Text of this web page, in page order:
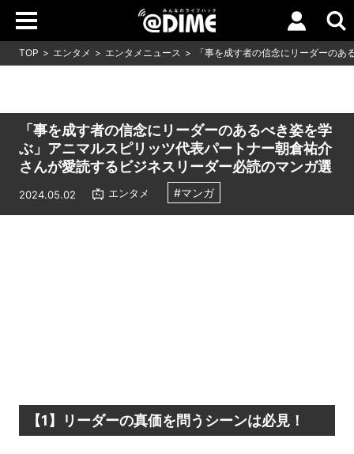
TOP エンタメ エンタメニュース 「事を成す者の信念にリーダーの
「事を成す者の信念にリーダーのあるべき姿を学
ぶ」アニマルスピリッツ代表パートナー朝倉祐介
さんが愛読するビジネスリーダー必読のマンガ選
2024.05.02 エンタメ #マンガ
【1】リーダーの真価を問うシーンは必見！